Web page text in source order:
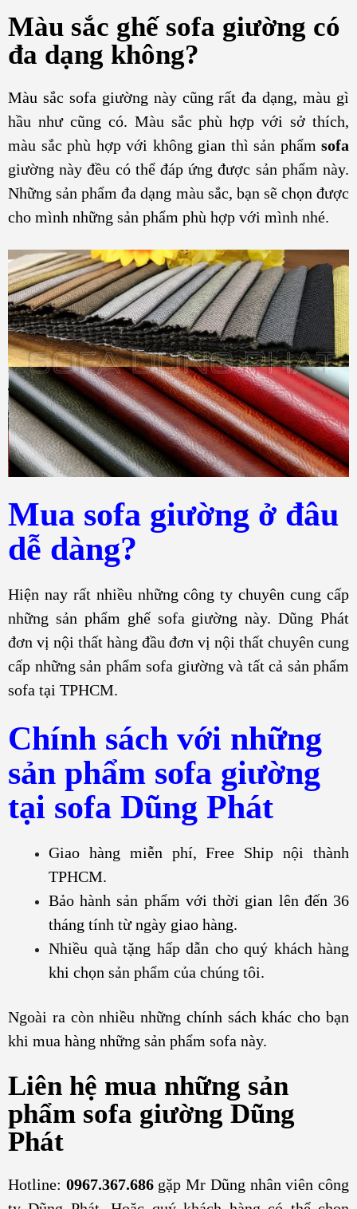
Màu sắc ghế sofa giường có
đa dạng không?
Màu sắc sofa giường này cũng rất đa dạng, màu gì
hầu như cũng có. Màu sắc phù hợp với sở thích,
màu sắc phù hợp với không gian thì sản phẩm sofa
giường này đều có thể đáp ứng được sản phẩm này.
Những sản phẩm đa dạng màu sắc, bạn sẽ chọn được
cho mình những sản phẩm phù hợp với mình nhé.
Mua sofa giường ở đâu
dễ dàng?
Hiện nay rất nhiều những công ty chuyên cung cấp
những sản phẩm ghế sofa giường này. Dũng Phát
đơn vị nội thất hàng đầu đơn vị nội thất chuyên cung
cấp những sản phẩm sofa giường và tất cả sản phẩm
sofa tại TPHCM.
Chính sách với những
sản phẩm sofa giường
tại sofa Dũng Phát
Giao hàng miễn phí, Free Ship nội thành
TPHCM.
Bảo hành sản phẩm với thời gian lên đến 36
tháng tính từ ngày giao hàng.
Nhiều quà tặng hấp dẫn cho quý khách hàng
khi chọn sản phẩm của chúng tôi.
Ngoài ra còn nhiều những chính sách khác cho bạn
khi mua hàng những sản phẩm sofa này.
Liên hệ mua những sản
phẩm sofa giường Dũng
Phát
Hotline: 0967.367.686gặp Mr Dũng nhân viên công